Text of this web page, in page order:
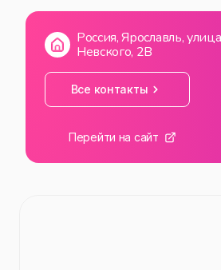
Россия, Ярославль,
Невского, 2В
Все контакты
Перейти на сайт